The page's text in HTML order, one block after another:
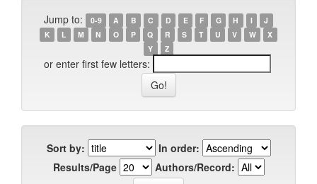
Jump to: 0-9 A B C D E F G H I
J
K
L M N O P Q R S T U V W
X
Y
Z
or enter first few letters:
Sort by:
In order:
Results/Page
Authors/Record: